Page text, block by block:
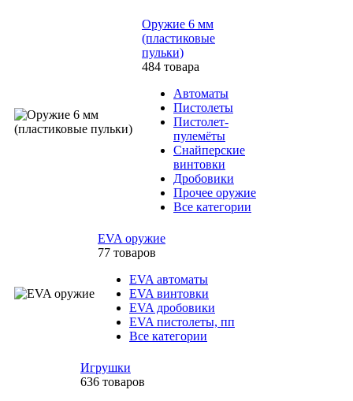
Оружие 6 мм
(пластиковые
пульки)
484 товара
Автоматы
Пистолеты
Пистолет-
пулемёты
Снайперские
винтовки
Дробовики
Прочее оружие
Все категории
EVA оружие
77 товаров
EVA автоматы
EVA винтовки
EVA дробовики
EVA пистолеты, пп
Все категории
Игрушки
636 товаров